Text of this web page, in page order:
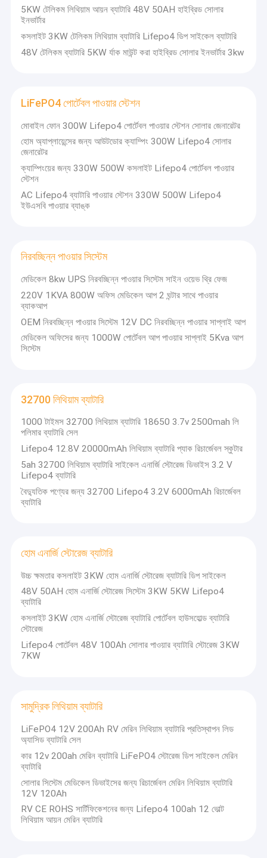
বাড়ি
পণ্য
5KW টেলিকম লিথিয়াম আয়ন ব্যাটারি 48V 50AH হাইব্রিড সোলার
ইনভার্টার
কসলাইট 3KW টেলিকম লিথিয়াম ব্যাটারি Lifepo4 ডিপ সাইকেল ব্যাটারি
48V টেলিকম ব্যাটারি 5KW র্যাক মাউন্ট করা হাইব্রিড সোলার ইনভার্টার 3kw
LiFePO4 পোর্টেবল পাওয়ার স্টেশন
মোবাইল ফোন 300W Lifepo4 পোর্টেবল পাওয়ার স্টেশন সোলার জেনারেটর
হোম অ্যাপ্লায়েন্সের জন্য আউটডোর ক্যাম্পিং 300W Lifepo4 সোলার
জেনারেটর
ক্যাম্পিংয়ের জন্য 330W 500W কসলাইট Lifepo4 পোর্টেবল পাওয়ার
স্টেশন
AC Lifepo4 ব্যাটারি পাওয়ার স্টেশন 330W 500W Lifepo4
ইউএসবি পাওয়ার ব্যাঙ্ক
নিরবচ্ছিন্ন পাওয়ার সিস্টেম
মেডিকেল 8kw UPS নিরবচ্ছিন্ন পাওয়ার সিস্টেম সাইন ওয়েভ থ্রি ফেজ
220V 1KVA 800W অফিস মেডিকেল আপ 2 ঘন্টার সাথে পাওয়ার
ব্যাকআপ
OEM নিরবচ্ছিন্ন পাওয়ার সিস্টেম 12V DC নিরবচ্ছিন্ন পাওয়ার সাপ্লাই আপ
মেডিকেল অফিসের জন্য 1000W পোর্টেবল আপ পাওয়ার সাপ্লাই 5Kva আপ
সিস্টেম
32700 লিথিয়াম ব্যাটারি
1000 টাইমস 32700 লিথিয়াম ব্যাটারি 18650 3.7v 2500mah লি
পলিমার ব্যাটারি সেল
Lifepo4 12.8V 20000mAh লিথিয়াম ব্যাটারি প্যাক রিচার্জেবল স্কুটার
5ah 32700 লিথিয়াম ব্যাটারি সাইকেল এনার্জি স্টোরেজ ডিভাইস 3.2 V
Lifepo4 ব্যাটারি
বৈদ্যুতিক পণ্যের জন্য 32700 Lifepo4 3.2V 6000mAh রিচার্জেবল
ব্যাটারি
হোম এনার্জি স্টোরেজ ব্যাটারি
উচ্চ ক্ষমতার কসলাইট 3KW হোম এনার্জি স্টোরেজ ব্যাটারি ডিপ সাইকেল
48V 50AH হোম এনার্জি স্টোরেজ সিস্টেম 3KW 5KW Lifepo4
ব্যাটারি
কসলাইট 3KW হোম এনার্জি স্টোরেজ ব্যাটারি পোর্টেবল হাউসহোল্ড ব্যাটারি
স্টোরেজ
Lifepo4 পোর্টেবল 48V 100Ah সোলার পাওয়ার ব্যাটারি স্টোরেজ 3KW
7KW
সামুদ্রিক লিথিয়াম ব্যাটারি
LiFePO4 12V 200Ah RV মেরিন লিথিয়াম ব্যাটারি প্রতিস্থাপন লিড
অ্যাসিড ব্যাটারি সেল
কার 12v 200ah মেরিন ব্যাটারি LiFePO4 স্টোরেজ ডিপ সাইকেল মেরিন
ব্যাটারি
সোলার সিস্টেম মেডিকেল ডিভাইসের জন্য রিচার্জেবল মেরিন লিথিয়াম ব্যাটারি
12V 120Ah
RV CE ROHS সার্টিফিকেশনের জন্য Lifepo4 100ah 12 ভোল্ট
লিথিয়াম আয়ন মেরিন ব্যাটারি
শেনজেন কসলাইট পাওয়ার টেক।লিমিটেড কোং.90 এর দশকে প্রতিষ্ঠিত
হয়েছিল, একটি এন্টারপ্রাইজ যা প্রায় 30 বছর ধরে নতুন শক্তি ক্ষেত্রে বিশেষীকরণ